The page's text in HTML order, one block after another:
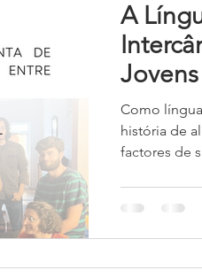
A
Como
história de
factores de